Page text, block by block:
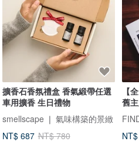
擴香石香氛禮盒 香氣緞帶任選
車用擴香 生日禮物
smellscape ❘ 氣味構築的景緻
NT$ 687 NT$ 780
【
舊